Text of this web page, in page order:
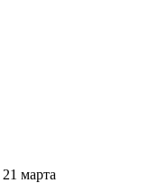
21 марта